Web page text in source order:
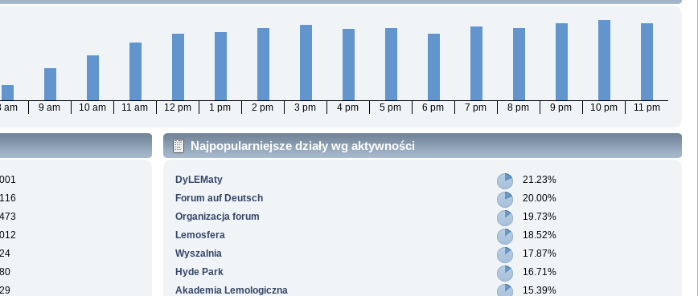
am 9 am 10 am 11 am 12 pm 1 pm 2 pm 3 pm 4 pm 5 pm 6 pm 7 pm 8 pm 9 pm 10 pm 11 pm
Najpopularniejsze działy wg aktywności
DyLEMaty
21.23%
Forum auf Deutsch
20.00%
Organizacja forum
19.73%
Lemosfera
18.52%
Wyszalnia
17.87%
Hyde Park
16.71%
Akademia Lemologiczna
15.39%